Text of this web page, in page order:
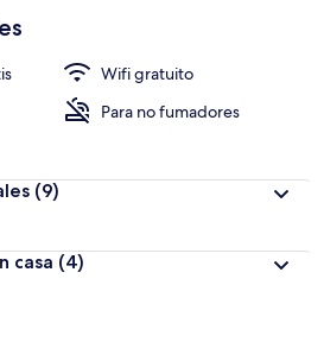
Wifi gratuito
Para no fumadores
(9)
casa (4)